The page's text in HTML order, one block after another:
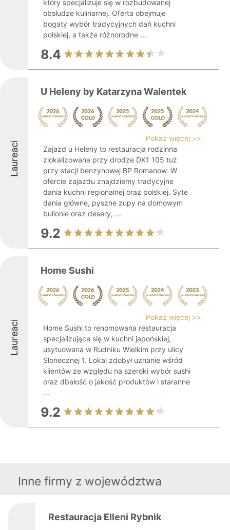
który specjalizuje się w rozbudowanej
obsłudze kulinarnej. Oferta obejmuje
bogaty wybór tradycyjnych dań kuchni
polskiej, a także różnorodne ...
8.4
Laureaci
U Heleny by Katarzyna Walentek
Pokaż więcej >>
Zajazd u Heleny to restauracja rodzinna
zlokalizowana przy drodze DK1 105 tuż
przy stacji benzynowej BP Romanow. W
ofercie zajazdu znajdziemy tradycyjne
dania kuchni regionalnej oraz polskiej. Syte
dania główne, pyszne zupy na domowym
bulionie oraz desery, ...
9.2
Laureaci
Home Sushi
Pokaż więcej >>
Home Sushi to renomowana restauracja
specjalizująca się w kuchni japońskiej,
usytuowana w Rudniku Wielkim przy ulicy
Słonecznej 1. Lokal zdobył uznanie wśród
klientów ze względu na szeroki wybór sushi
oraz dbałość o jakość produktów i staranne
...
9.2
Inne firmy z województwa
Restauracja Elleni Rybnik